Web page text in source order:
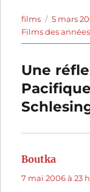
Auteur
films
Publié
le
5 mars
Films des
Une
Boutka
7 mai 2006 à 23